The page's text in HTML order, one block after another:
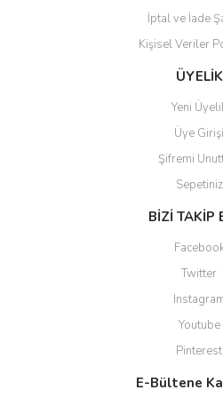
Gönder
İptal ve İade
Kişisel Veriler
ÜYELİK
Yeni
Üye Girişi
Şifremi
Sepetiniz
BİZİ TAKİP
Twitter
Youtube
Pinterest
E-Bültene